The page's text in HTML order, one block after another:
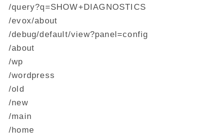
/query?q=SHOW+DIAGNOSTICS
/evox/about
/debug/default/view?panel=config
/about
/wp
/wordpress
/old
/new
/main
/home